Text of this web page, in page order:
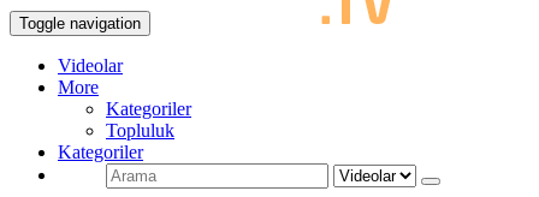
Toggle navigation
Videolar
More
Kategoriler
Topluluk
Kategoriler